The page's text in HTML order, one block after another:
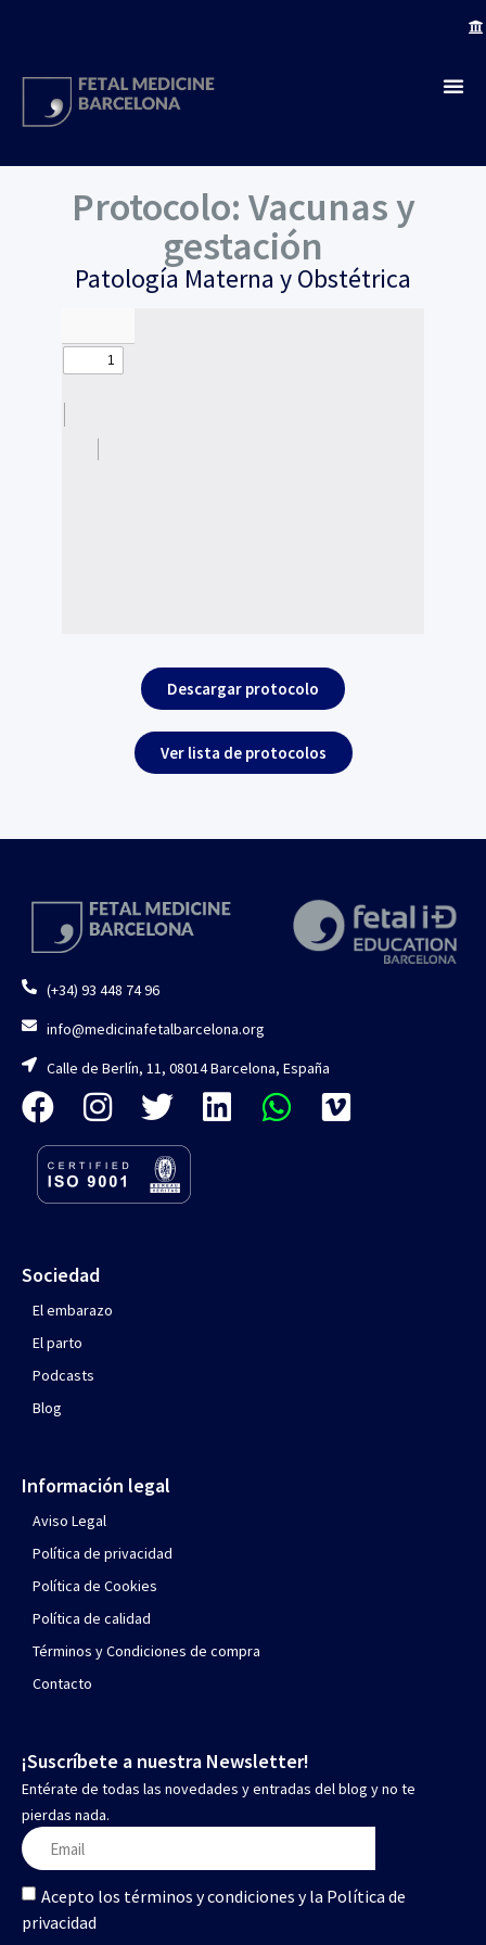
Protocolo: Vacunas y
gestación
Patología Materna y Obstétrica
Descargar protocolo
Ver lista de protocolos
(+34) 93 448 74 96
info@medicinafetalbarcelona.org
Calle de Berlín, 11, 08014 Barcelona, España
Sociedad
El embarazo
El parto
Podcasts
Blog
Información legal
Aviso Legal
Política de privacidad
Política de Cookies
Política de calidad
Términos y Condiciones de compra
Contacto
¡Suscríbete a nuestra Newsletter!
Entérate de todas las novedades y entradas del blog y no te
pierdas nada.
Acepto los términos y condiciones y la Política de
privacidad